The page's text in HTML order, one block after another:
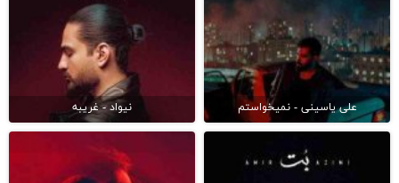
علی یاسینی - نمیخواستم نیواد - غریبه